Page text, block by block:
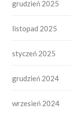
grudzień 2025
listopad 2025
styczeń 2025
grudzień 2024
wrzesień 2024